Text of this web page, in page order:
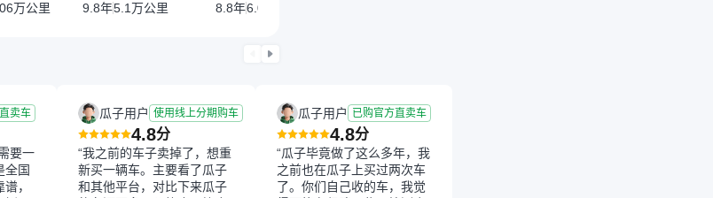
万公里 9.8年5.1万公里 8.8年6.09万公里
卖车
要一
全国
，
瓜子用户 使用线上分期购车
4.8分
“我之前的车子卖掉了，想重
新买一辆车。主要看了瓜子
和其他平台，对比下来瓜子
瓜子用户 已购官方直卖车
4.8分
“瓜子毕竟做了这么多年，我
之前也在瓜子上买过两次车
了。你们自己收的车，我觉